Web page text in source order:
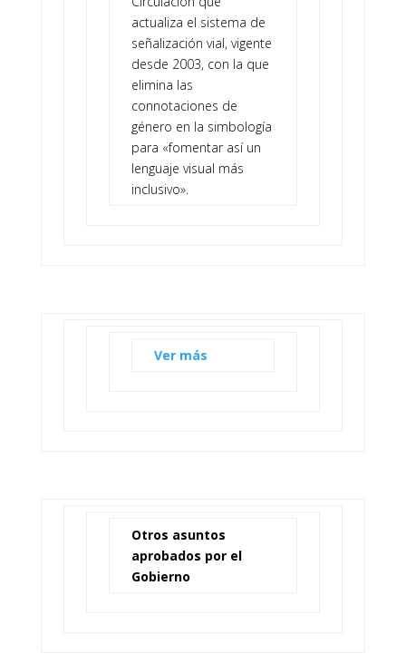
actualiza el sistema de
señalización vial, vigente
desde 2003, con la que
elimina las
connotaciones de
género en la simbología
para «fomentar así un
lenguaje visual más
inclusivo».
Ver más
Otros asuntos
aprobados por el
Gobierno